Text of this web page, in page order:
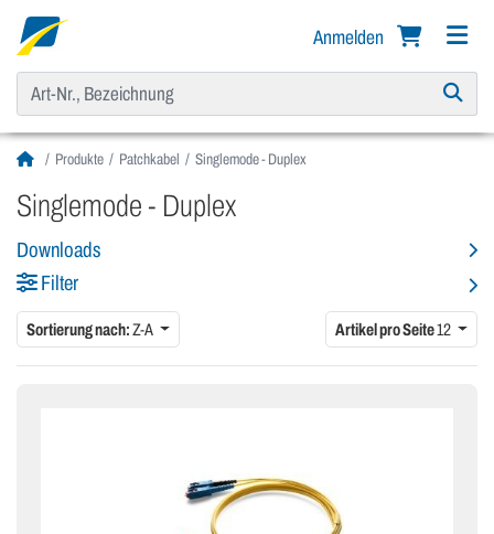
Anmelden
Produkte Patchkabel Singlemode - Duplex
Singlemode - Duplex
Downloads
Filter
Sortierung nach:Z-A Artikel pro Seite12